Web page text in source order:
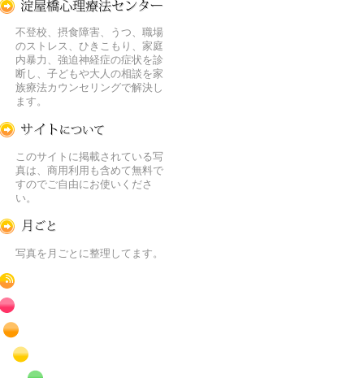
不登校、摂食障害、うつ、職場
のストレス、ひきこもり、家庭
内暴力、強迫神経症の症状を診
断し、子どもや大人の相談を家
族療法カウンセリングで解決し
ます。
このサイトに掲載されている写
真は、商用利用も含めて無料で
すのでご自由にお使いくださ
い。
写真を月ごとに整理してます。
RSS
赤色の花のフリー写真素材
橙色の花のフリー写真素材
黄色の花のフリー写真素材